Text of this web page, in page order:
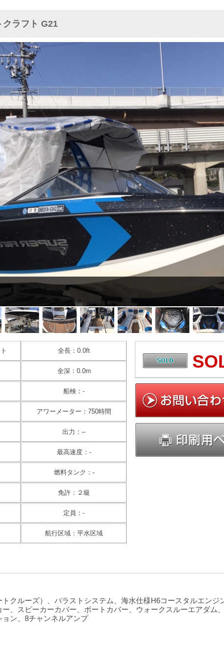
クラフト G21
全長：0.0ft
全深：0.0m
船検：-
アワーメーター：750時間
出力：--
最高速度：-
燃料タンク：-
免許：２級
定員：-
航行区域：平水区域
クルーズ）、バラストシステム、海水仕様H6コースタルエンジ
ー、スピーカーカバー、ボートカバー、ウォークスルーエアダム
ン、8チャンネルアンプ